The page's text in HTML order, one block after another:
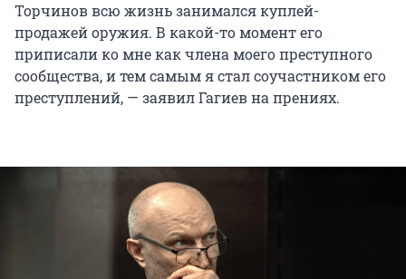
Торчинов всю жизнь занимался куплей-
продажей оружия. В какой-то момент его
приписали ко мне как члена моего преступного
сообщества, и тем самым я стал соучастником его
преступлений, — заявил Гагиев на прениях.